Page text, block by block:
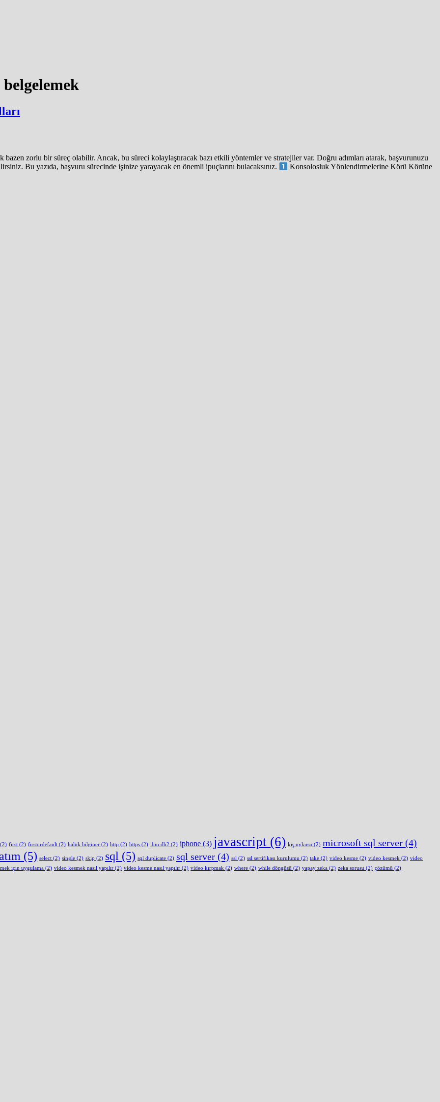
belgelemek
zorlu bir süreç olabilir. Ancak, bu süreci kolaylaştıracak bazı etkili yöntemler ve stratejiler var. Doğru adımları atarak, başvurunuzu
Bu yazıda, başvuru sürecinde işinize yarayacak en önemli ipuçlarını bulacaksınız.
Konsolosluk Yönlendirmelerine Körü Körüne
(2) first (2) firstordefault (2) haluk bilginer (2) http (2) https (2) ibm db2 (2) iphone (3) javascript (6) kış uykusu (2) microsoft sql server (4)
(5) select (2) single (2) skip (2) sql (5) sql duplicate (2) sql server (4) ssl (2) ssl sertifikası kurulumu (2) take (2) video kesme (2) video kesmek (2) video
için uygulama (2) video kesmek nasıl yapılır (2) video kesme nasıl yapılır (2) video kırpmak (2) where (2) while döngüsü (2) yapay zeka (2) zeka sorusu (2) çözümü (2)